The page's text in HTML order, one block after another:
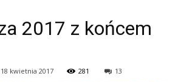
2017 z końcem
18 kwietnia 2017 281 13